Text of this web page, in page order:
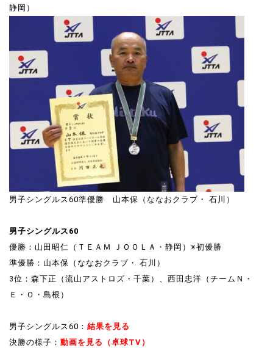
静岡）
男子シングルス60準優勝 山本保（ななおクラブ・ 石川）
男子シングルス60
優勝：山田昭仁（ＴＥＡＭ ＪＯＯＬＡ・静岡）※初優勝
準優勝：山本保（ななおクラブ・ 石川）
3位：森下正（流山アストロズ・千葉）、西田忠洋（チームＮ・
Ｅ・Ｏ・島根）
男子シングルス60： 結果を見る
決勝の様子： 動画を見る（卓球TV）